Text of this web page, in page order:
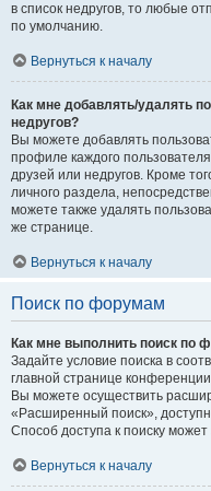
в список недругов, то любые
по умолчанию.
Вернуться к началу
Как мне добавлять/удалять
недругов?
Вы можете добавлять
профиле каждого
друзей или недругов. Кроме
личного раздела,
можете также удалять
же странице.
Вернуться к началу
Поиск по форумам
Как мне выполнить поиск по
Задайте условие поиска в
главной странице
Вы можете осуществить
«Расширенный поиск»,
Способ доступа к поиску
Вернуться к началу